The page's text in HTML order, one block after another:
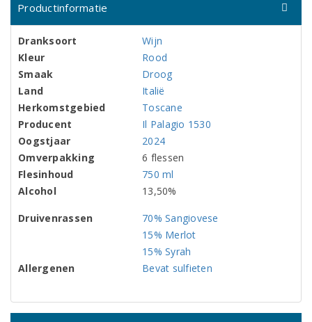
Productinformatie
Dranksoort
Wijn
Kleur
Rood
Smaak
Droog
Land
Italië
Herkomstgebied
Toscane
Producent
Il Palagio 1530
Oogstjaar
2024
Omverpakking
6 flessen
Flesinhoud
750 ml
Alcohol
13,50%
Druivenrassen
70% Sangiovese
15% Merlot
15% Syrah
Allergenen
Bevat sulfieten